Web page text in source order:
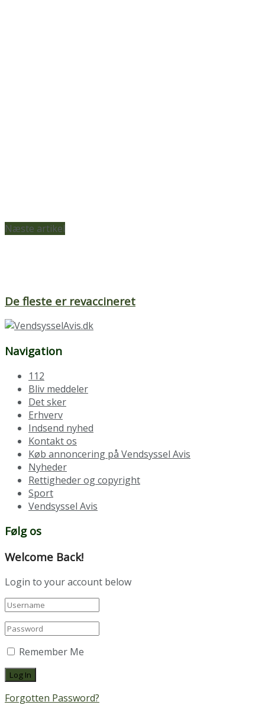
Næste artikel
De fleste er revaccineret
Navigation
112
Bliv meddeler
Det sker
Erhverv
Indsend nyhed
Kontakt os
Køb annoncering på Vendsyssel Avis
Nyheder
Rettigheder og copyright
Sport
Vendsyssel Avis
Følg os
Welcome Back!
Login to your account below
Remember Me
Forgotten Password?